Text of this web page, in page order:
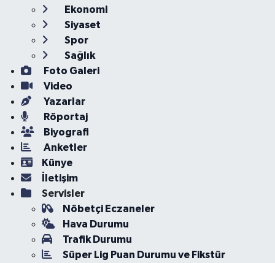
Ekonomi
Siyaset
Spor
Sağlık
Foto Galeri
Video
Yazarlar
Röportaj
Biyografi
Anketler
Künye
İletişim
Servisler
Nöbetçi Eczaneler
Hava Durumu
Trafik Durumu
Süper Lig Puan Durumu ve Fikstür